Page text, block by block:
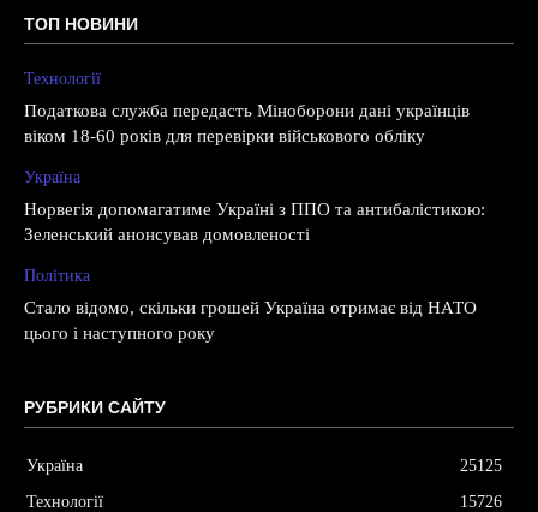
ТОП НОВИНИ
Технології
Податкова служба передасть Міноборони дані українців
віком 18-60 років для перевірки військового обліку
Україна
Норвегія допомагатиме Україні з ППО та антибалістикою:
Зеленський анонсував домовленості
Політика
Стало відомо, скільки грошей Україна отримає від НАТО
цього і наступного року
РУБРИКИ САЙТУ
Україна
25125
Технології
15726